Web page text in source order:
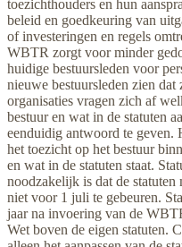
toezichthouders en hun
beleid en goedkeuring van
of investeringen en regels
WBTR zorgt voor minder
huidige bestuursleden voor
nieuwe bestuursleden zien
organisaties vragen zich af
bestuur en wat in de statuten
eenduidig antwoord te geven.
het toezicht op het bestuur
en wat in de statuten staat.
noodzakelijk is dat de statuten
niet voor 1 juli te gebeuren.
jaar na invoering van de
Wet boven de eigen statuten.